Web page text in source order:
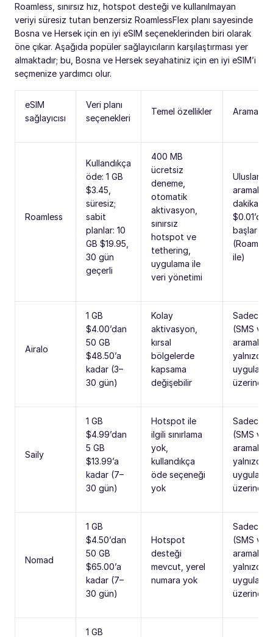
Roamless, sınırsız hız, hotspot desteği ve kullanılmayan
veriyi süresiz tutan benzersiz RoamlessFlex planı sayesinde
Bosna ve Hersek için en iyi eSIM seçeneklerinden biri olarak
öne çıkar. Aşağıda popüler sağlayıcıların karşılaştırması yer
almaktadır; bu, Bosna ve Hersek seyahatiniz için en iyi eSIM’i
seçmenize yardımcı olur.
eSIM
sağlayıcısı
Veri planı
seçenekleri
Temel özellikler Aramalar/
Roamless
Kullandıkça
öde: 1 GB
$3.45,
süresiz;
sabit
planlar: 10
GB $19.95,
30 gün
geçerli
400 MB
ücretsiz
deneme,
otomatik
aktivasyon,
sınırsız
hotspot ve
tethering,
uygulama ile
veri yönetimi
aramalar
dakika
$0.01’den
başlar
ile)
Airalo
1 GB
$4.00’dan
50 GB
$48.50’a
kadar (3–
30 gün)
Kolay
aktivasyon,
kırsal
bölgelerde
kapsama
değişebilir
Sadece
(SMS ve
aramalar
yalnızca
Saily
1 GB
$4.99’dan
5 GB
$13.99’a
kadar (7–
30 gün)
Hotspot ile
ilgili sınırlama
yok,
kullandıkça
öde seçeneği
yok
Sadece
(SMS ve
aramalar
yalnızca
Nomad
1 GB
$4.50’dan
50 GB
$65.00’a
kadar (7–
30 gün)
Hotspot
desteği
mevcut, yerel
numara yok
Sadece
(SMS ve
aramalar
yalnızca
1 GB